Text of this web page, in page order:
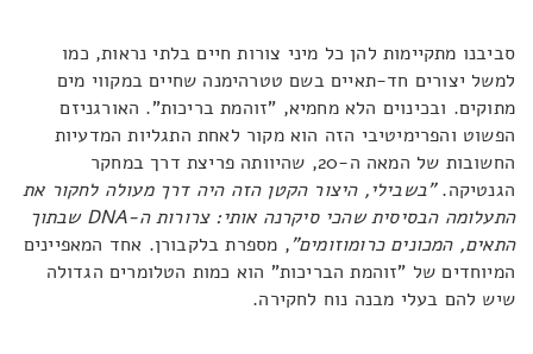
סביבנו מתקיימות להן כל מיני צורות חיים בלתי נראות, כמו
למשל יצורים חד-תאיים בשם טטרהימנה שחיים במקווי מים
מתוקים. ובכינוים הלא מחמיא, "זוהמת בריכות". האורגניזם
הפשוט והפרימיטיבי הזה הוא מקור לאחת התגליות המדעיות
החשובות של המאה ה-20, שהיוותה פריצת דרך במחקר
הגנטיקה."בשבילי, היצור הקטן הזה היה דרך מעולה לחקור את
התעלומה הבסיסית שהכי סיקרנה אותי: צרורות ה-DNA שבתוך
התאים, המכונים כרומוזומים", מספרת בלקבורן. אחד המאפיינים
המיוחדים של "זוהמת הבריכות" הוא כמות הטלומרים הגדולה
שיש להם בעלי מבנה נוח לחקירה.